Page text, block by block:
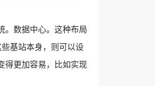
数据中心。 这种布局
基站本身，则可以设
得更加容易，比如实现